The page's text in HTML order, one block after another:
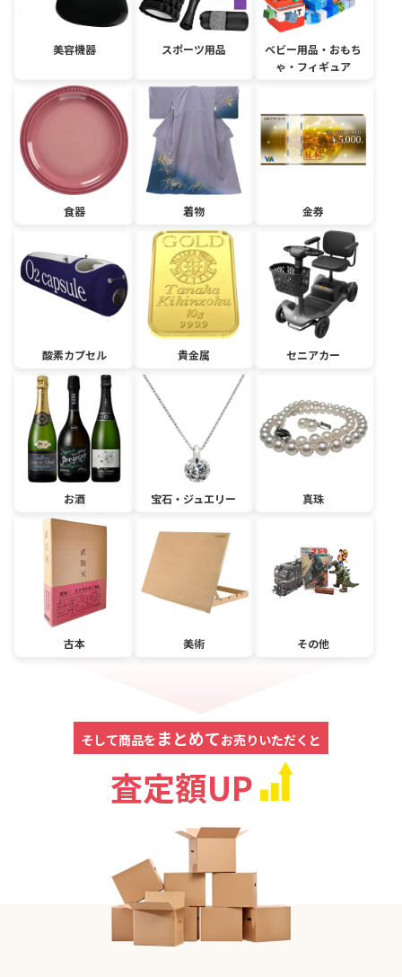
美容機器 スポーツ用品
ベビー用品・おもち
ゃ・フィギュア
食器 着物 金券
酸素カプセル 貴金属 セニアカー
お酒 宝石・ジュエリー 真珠
古本 美術 その他
そして商品を まとめてお売りいただくと
査定額UP